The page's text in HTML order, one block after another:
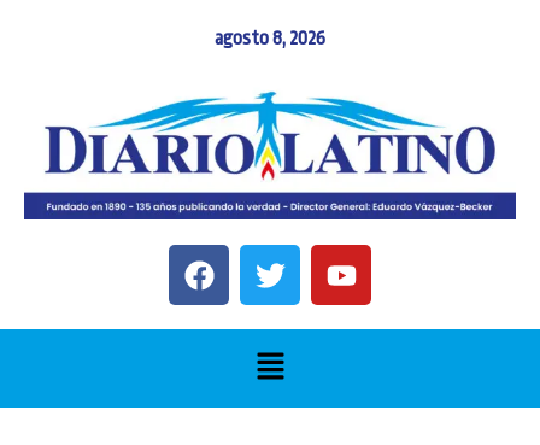
agosto 8, 2026